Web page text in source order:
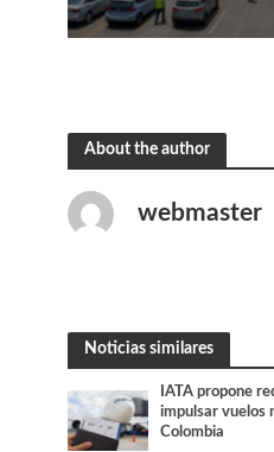
About the author
webmaster
Noticias similares
IATA propone
impulsar vuelos
Colombia